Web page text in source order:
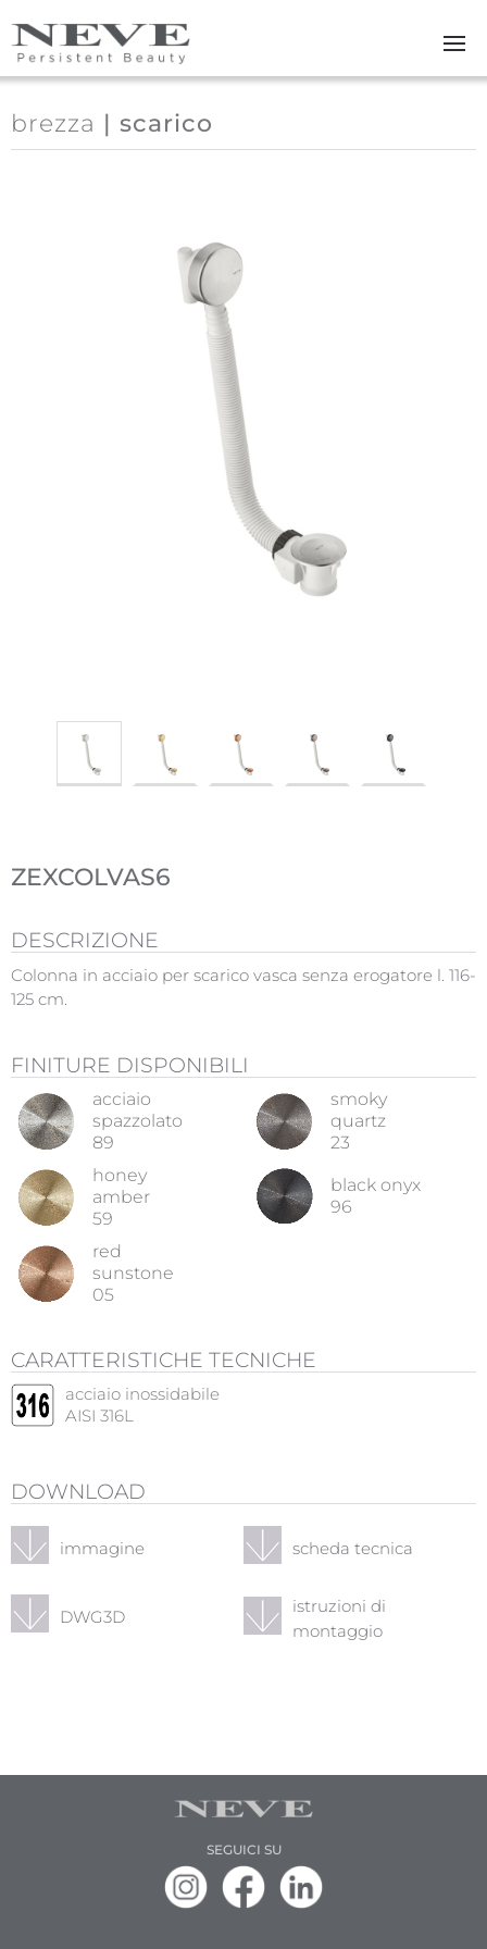
Skip to main content
brezza | scarico
ZEXCOLVAS6
DESCRIZIONE
Colonna in acciaio per scarico vasca senza erogatore l. 116-
125 cm.
FINITURE DISPONIBILI
acciaio
spazzolato
89
smoky
quartz
23
honey
amber
59
black onyx
96
red
sunstone
05
CARATTERISTICHE TECNICHE
acciaio inossidabile
AISI 316L
DOWNLOAD
immagine scheda tecnica
DWG3D
istruzioni di
montaggio
SEGUICI SU